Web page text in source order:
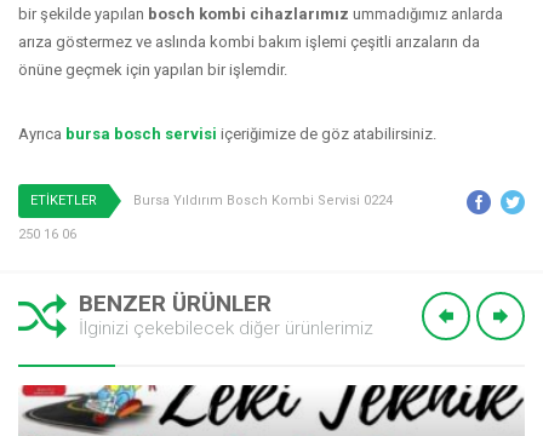
bir şekilde yapılan bosch kombi cihazlarımız ummadığımız anlarda
arıza göstermez ve aslında kombi bakım işlemi çeşitli arızaların da
önüne geçmek için yapılan bir işlemdir.
Ayrıca bursa bosch servisi içeriğimize de göz atabilirsiniz.
ETİKETLER Bursa Yıldırım Bosch Kombi Servisi 0224
250 16 06
BENZER ÜRÜNLER
İlginizi çekebilecek diğer ürünlerimiz